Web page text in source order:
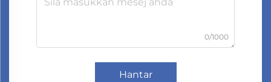
0/1000
Hantar